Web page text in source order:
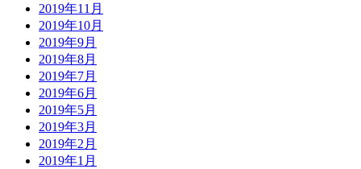
2019年11月
2019年10月
2019年9月
2019年8月
2019年7月
2019年6月
2019年5月
2019年3月
2019年2月
2019年1月